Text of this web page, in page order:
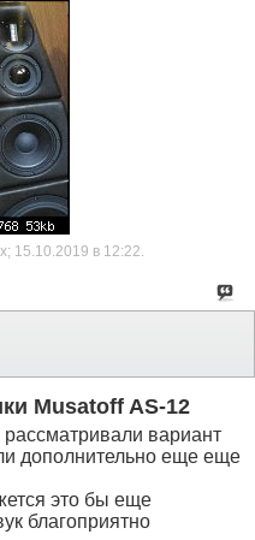
15.10.2019 в 12:22.
Musatoff AS-12
вариант
дополнительно еще еще
это бы еще
благоприятно